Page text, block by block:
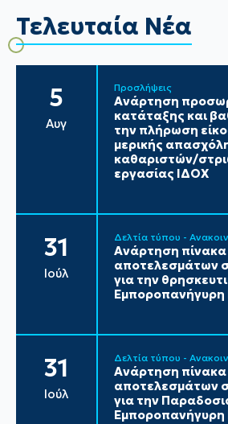
Τελευταία Νέα
5
Αυγ
Προσλήψεις
Ανάρτηση
κατάταξης και
την πλήρωση
μερικής
καθαριστών/
εργασίας ΙΔΟΧ
31
Ιούλ
Δελτία τύπου -
Ανάρτηση πίνακα
αποτελεσμάτων
για την
Εμποροπανήγυρη
31
Ιούλ
Δελτία τύπου -
Ανάρτηση
αποτελεσμάτων
για την
Εμποροπανήγυρη